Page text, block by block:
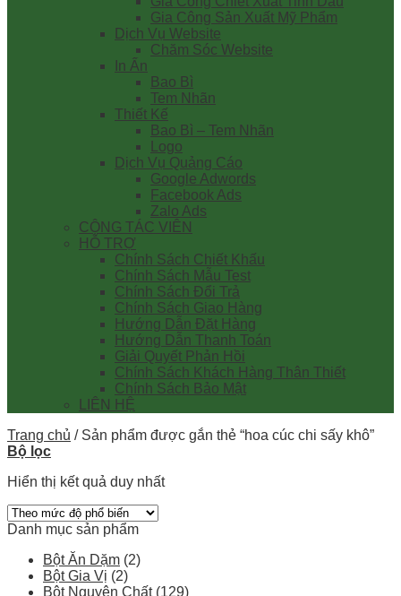
Gia Công Sản Xuất Mỹ Phẩm
Dịch Vụ Website
Chăm Sóc Website
In Ấn
Bao Bì
Tem Nhãn
Thiết Kế
Bao Bì – Tem Nhãn
Logo
Dịch Vụ Quảng Cáo
Google Adwords
Facebook Ads
Zalo Ads
CỘNG TÁC VIÊN
HỖ TRỢ
Chính Sách Chiết Khấu
Chính Sách Mẫu Test
Chính Sách Đổi Trả
Chính Sách Giao Hàng
Hướng Dẫn Đặt Hàng
Hướng Dẫn Thanh Toán
Giải Quyết Phản Hồi
Chính Sách Khách Hàng Thân Thiết
Chính Sách Bảo Mật
LIÊN HỆ
Trang chủ /Sản phẩm được gắn thẻ “hoa cúc chi sấy khô”
Bộ lọc
Hiển thị kết quả duy nhất
Danh mục sản phẩm
Bột Ăn Dặm (2)
Bột Gia Vị (2)
Bột Nguyên Chất (129)